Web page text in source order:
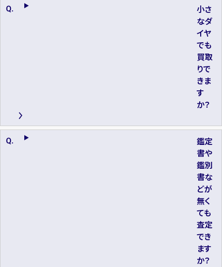
小さ
なダ
イヤ
でも
買取
りで
きま
す
か？
鑑定
書や
鑑別
書な
どが
無く
ても
査定
でき
ます
か？